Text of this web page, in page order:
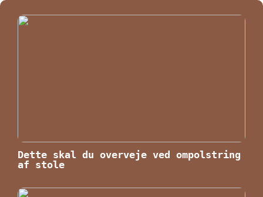
Dette skal du overveje ved ompolstring
af stole